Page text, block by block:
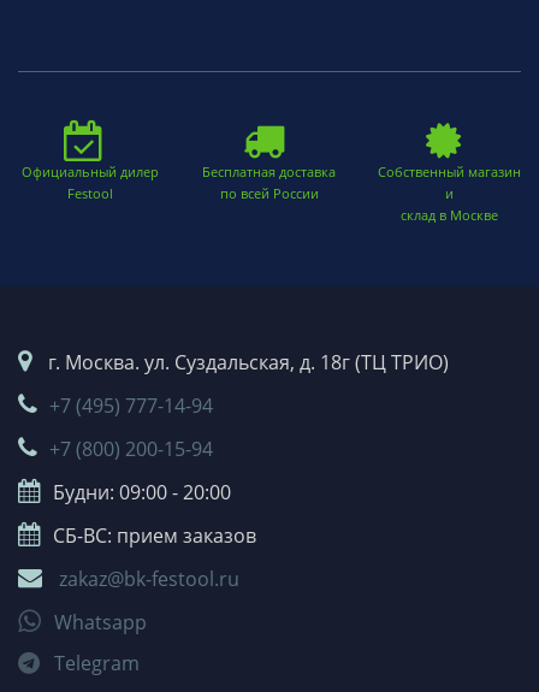
Официальный дилер
Festool
Бесплатная доставка
по всей России
Собственный магазин
и
склад в Москве
г. Москва. ул. Суздальская, д. 18г (ТЦ ТРИО)
+7 (495) 777-14-94
+7 (800) 200-15-94
Будни: 09:00 - 20:00
СБ-ВС: прием заказов
zakaz@bk-festool.ru
Whatsapp
Telegram